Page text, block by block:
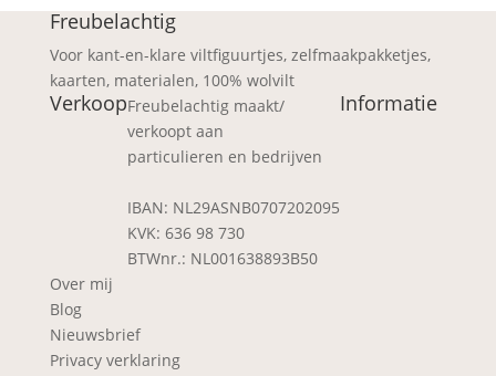
Freubelachtig
Voor kant-en-klare viltfiguurtjes, zelfmaakpakketjes,
kaarten, materialen, 100% wolvilt
VerkoopFreubelachtig maakt/
verkoopt aan
particulieren en bedrijven
IBAN: NL29ASNB0707202095
KVK: 636 98 730
BTWnr.: NL001638893B50
Informatie
Over mij
Blog
Nieuwsbrief
Privacy verklaring